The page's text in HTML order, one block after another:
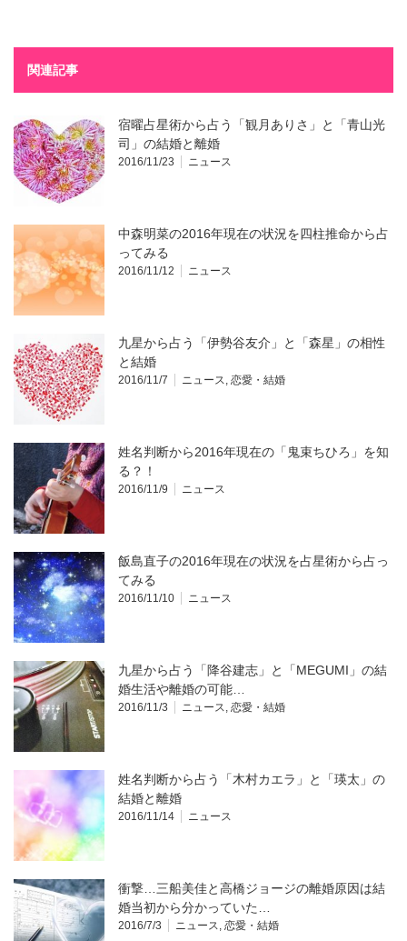
関連記事
宿曜占星術から占う「観月ありさ」と「青山光
司」の結婚と離婚
2016/11/23 ニュース
中森明菜の2016年現在の状況を四柱推命から占
ってみる
2016/11/12 ニュース
九星から占う「伊勢谷友介」と「森星」の相性
と結婚
2016/11/7 ニュース, 恋愛・結婚
姓名判断から2016年現在の「鬼束ちひろ」を知
る？！
2016/11/9 ニュース
飯島直子の2016年現在の状況を占星術から占っ
てみる
2016/11/10 ニュース
九星から占う「降谷建志」と「MEGUMI」の結
婚生活や離婚の可能…
2016/11/3 ニュース, 恋愛・結婚
姓名判断から占う「木村カエラ」と「瑛太」の
結婚と離婚
2016/11/14 ニュース
衝撃…三船美佳と高橋ジョージの離婚原因は結
婚当初から分かっていた…
2016/7/3 ニュース, 恋愛・結婚